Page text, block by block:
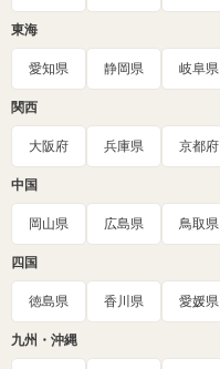
東海
愛知県 静岡県 岐阜県
関西
大阪府 兵庫県 京都府
中国
岡山県 広島県 鳥取県
四国
徳島県 香川県 愛媛県
九州・沖縄